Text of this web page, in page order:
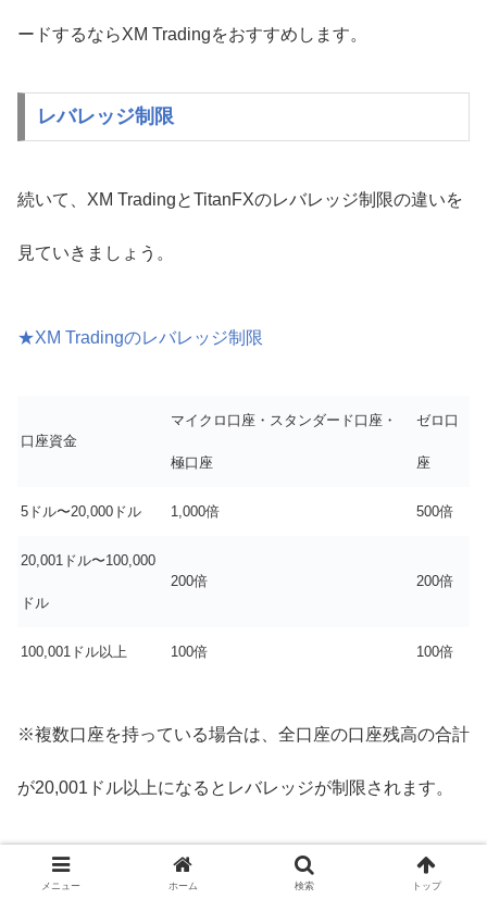
ードするならXM Tradingをおすすめします。
レバレッジ制限
続いて、XM TradingとTitanFXのレバレッジ制限の違いを
見ていきましょう。
★XM Tradingのレバレッジ制限
口座資金
マイクロ口座・スタンダード口座・
極口座
ゼロ口
座
5ドル〜20,000ドル 1,000倍 500倍
20,001ドル〜100,000
ドル
200倍 200倍
100,001ドル以上 100倍 100倍
※複数口座を持っている場合は、全口座の口座残高の合計
が20,001ドル以上になるとレバレッジが制限されます。
★TitanFXのレバレッジ制限
メニュー ホーム 検索 トップ